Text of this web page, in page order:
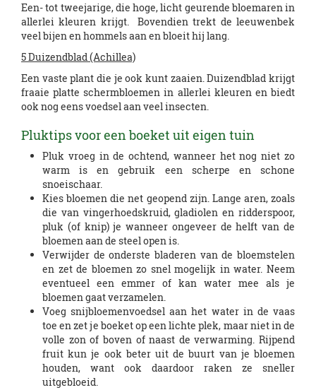
Een- tot tweejarige, die hoge, licht geurende bloemaren in
allerlei kleuren krijgt. Bovendien trekt de leeuwenbek
veel bijen en hommels aan en bloeit hij lang.
5 Duizendblad (Achillea)
Een vaste plant die je ook kunt zaaien. Duizendblad krijgt
fraaie platte schermbloemen in allerlei kleuren en biedt
ook nog eens voedsel aan veel insecten.
Pluktips voor een boeket uit eigen tuin
Pluk vroeg in de ochtend, wanneer het nog niet zo
warm is en gebruik een scherpe en schone
snoeischaar.
Kies bloemen die net geopend zijn. Lange aren, zoals
die van vingerhoedskruid, gladiolen en ridderspoor,
pluk (of knip) je wanneer ongeveer de helft van de
bloemen aan de steel open is.
Verwijder de onderste bladeren van de bloemstelen
en zet de bloemen zo snel mogelijk in water. Neem
eventueel een emmer of kan water mee als je
bloemen gaat verzamelen.
Voeg snijbloemenvoedsel aan het water in de vaas
toe en zet je boeket op een lichte plek, maar niet in de
volle zon of boven of naast de verwarming. Rijpend
fruit kun je ook beter uit de buurt van je bloemen
houden, want ook daardoor raken ze sneller
uitgebloeid.